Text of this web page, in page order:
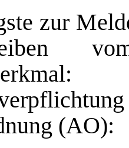
zur
(AO):